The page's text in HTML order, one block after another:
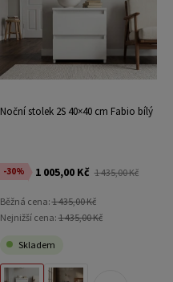
Noční stolek 2S 40×40 cm Fabio bílý
-30% 1 005,00 Kč 1 435,00 Kč
Běžná cena:1 435,00 Kč
Nejnižší cena:1 435,00 Kč
Skladem